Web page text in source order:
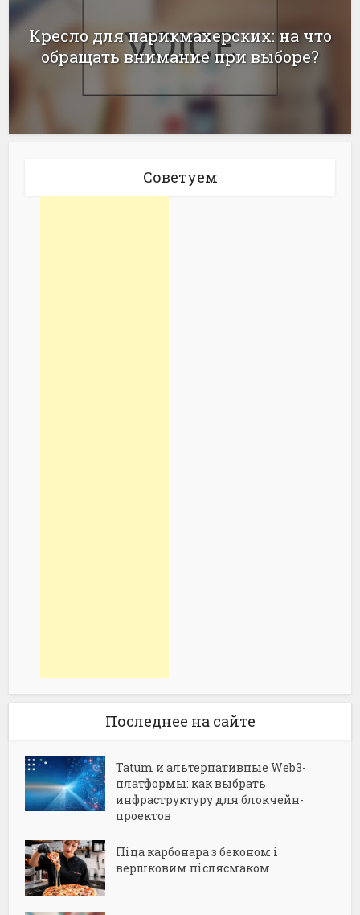
Кресло для парикмахерских: на что
обращать внимание при выборе?
Советуем
Последнее на сайте
Tatum и альтернативные Web3-
платформы: как выбрать
инфраструктуру для блокчейн-
проектов
Піца карбонара з беконом і
вершковим післясмаком